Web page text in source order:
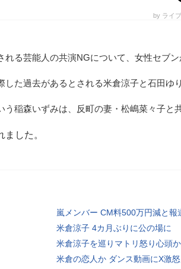
by ライ
れる芸能人の共演NGについて、女性セブン
した過去があるとされる米倉涼子と石田ゆ
う稲森いずみは、反町の妻・松嶋菜々子と
した。
嵐メンバー CM料500万円減と報
米倉涼子 4カ月ぶりに公の場に
米倉涼子を巡りマトリ怒り心頭か
米倉の恋人か ダンス動画にX激怒